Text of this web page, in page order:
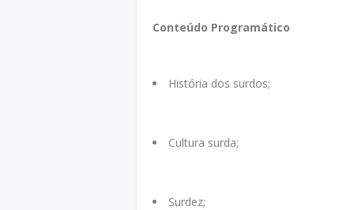
Conteúdo Programático
História dos surdos;
Cultura surda;
Surdez;